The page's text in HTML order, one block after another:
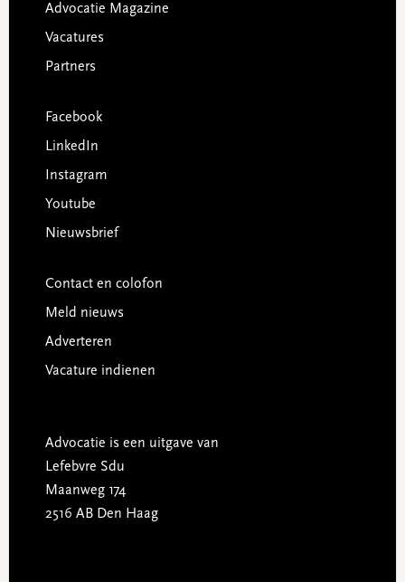
Advocatie Magazine
Vacatures
Partners
Facebook
LinkedIn
Instagram
Youtube
Nieuwsbrief
Contact en colofon
Meld nieuws
Adverteren
Vacature indienen
Advocatie is een uitgave van
Lefebvre Sdu
Maanweg 174
2516 AB Den Haag